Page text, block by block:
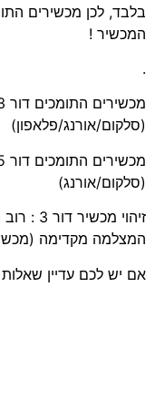
המכשיר !
.
(סלקום/אורנג/פלאפון)
(סלקום/אורנג)
המצלמה מקדימה (מכשירים
אם יש לכם עדיין